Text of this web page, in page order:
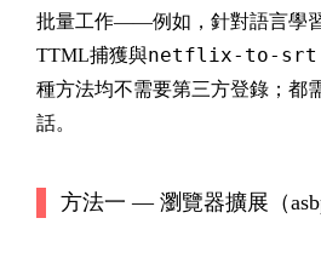
批量工作——例如，針對語言學
TTML捕獲與netflix-to-srt
種方法均不需要第三方登錄；都
話。
方法一 — 瀏覽器擴展（